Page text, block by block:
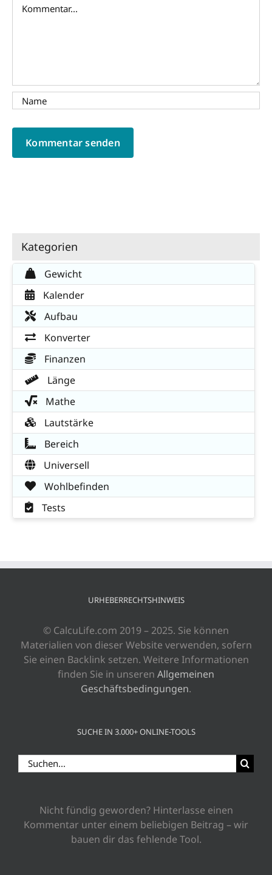
Kategorien
Gewicht
Kalender
Aufbau
Konverter
Finanzen
Länge
Mathe
Lautstärke
Bereich
Universell
Wohlbefinden
Tests
URHEBERRECHTSHINWEIS
© CalcuLife.com 2019 – 2025. Sie können
Materialien von dieser Website verwenden, sofern
Sie einen Backlink setzen. Weitere Informationen
finden Sie in unseren Allgemeinen
Geschäftsbedingungen.
SUCHE IN 3.000+ ONLINE-TOOLS
Suche
nach:
Nicht fündig geworden? Hinterlasse einen
Kommentar unter einem beliebigen Beitrag – wir
bauen dir das fehlende Tool.